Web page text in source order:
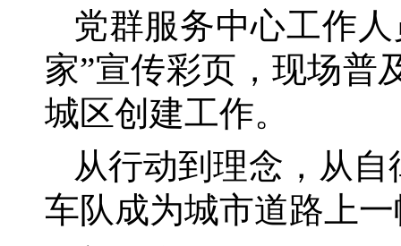
党群服务中心工作
家”宣传彩页，现场普
城区创建工作。
从行动到理念，从
车队成为城市道路上